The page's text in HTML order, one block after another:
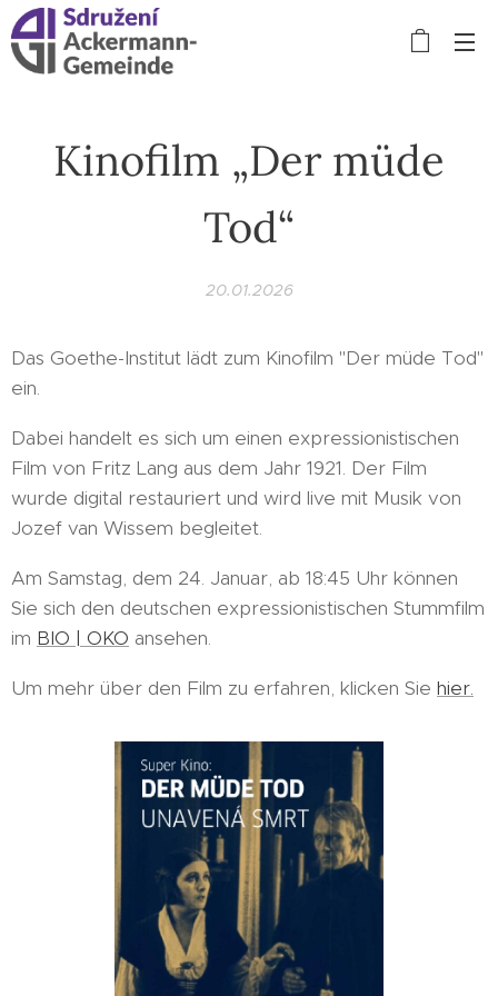
Kinofilm „Der müde
Tod“
20.01.2026
Das Goethe-Institut lädt zum Kinofilm "Der müde Tod"
ein.
Dabei handelt es sich um einen expressionistischen
Film von Fritz Lang aus dem Jahr 1921. Der Film
wurde digital restauriert und wird live mit Musik von
Jozef van Wissem begleitet.
Am Samstag, dem 24. Januar, ab 18:45 Uhr können
Sie sich den deutschen expressionistischen Stummfilm
im BIO | OKO ansehen.
Um mehr über den Film zu erfahren, klicken Sie hier.